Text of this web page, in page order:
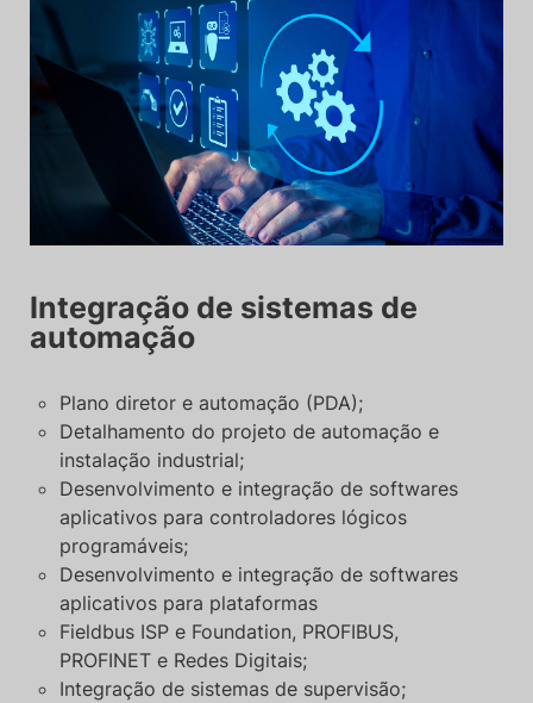
Integração de sistemas de
automação
Plano diretor e automação (PDA);
Detalhamento do projeto de automação e
instalação industrial;
Desenvolvimento e integração de softwares
aplicativos para controladores lógicos
programáveis;
Desenvolvimento e integração de softwares
aplicativos para plataformas
Fieldbus ISP e Foundation, PROFIBUS,
PROFINET e Redes Digitais;
Integração de sistemas de supervisão;